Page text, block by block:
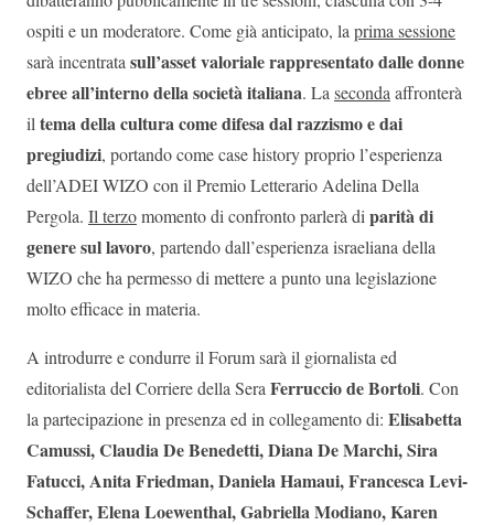
ospiti e un moderatore. Come già anticipato, la prima sessione
sarà incentrata sull’asset valoriale rappresentato dalle donne
ebree all’interno della società italiana. La seconda affronterà
il tema della cultura come difesa dal razzismo e dai
pregiudizi, portando come case history proprio l’esperienza
dell’ADEI WIZO con il Premio Letterario Adelina Della
Pergola. Il terzomomento di confronto parlerà di parità di
genere sul lavoro, partendo dall’esperienza israeliana della
WIZO che ha permesso di mettere a punto una legislazione
molto efficace in materia.
A introdurre e condurre il Forum sarà il giornalista ed
editorialista del Corriere della Sera Ferruccio de Bortoli. Con
la partecipazione in presenza ed in collegamento di: Elisabetta
Camussi, Claudia De Benedetti, Diana De Marchi, Sira
Fatucci, Anita Friedman, Daniela Hamaui, Francesca Levi-
Schaffer, Elena Loewenthal, Gabriella Modiano, Karen